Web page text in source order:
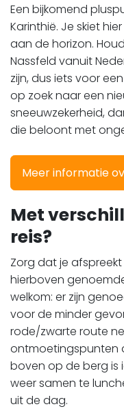
​​​​​​​Een bijkomend
Karinthië. Je skiet
aan de horizon.
Nassfeld vanuit
zijn, dus iets voor
op zoek naar een
sneeuwzekerheid,
die beloont met
Meer informatie
Met
reis?
Zorg dat je
hierboven
welkom: er zijn
voor de minder
rode/zwarte route
ontmoetingspunten
boven op de berg is
weer samen te
uit de dag.